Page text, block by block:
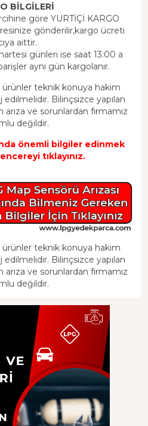
BİLGİLERİ
göre YURTİÇİ KARGO
gönderilir,kargo ücreti
aittir.
günleri ise saat 13:00 a
aynı gün kargolanır.
teknik konuya hakim
edilmelidir. Bilinçsizce yapılan
arıza ve sorunlardan firmamız
değildir.
önemli bilgiler edinmek
tıklayınız.
teknik konuya hakim
edilmelidir. Bilinçsizce yapılan
arıza ve sorunlardan firmamız
değildir.